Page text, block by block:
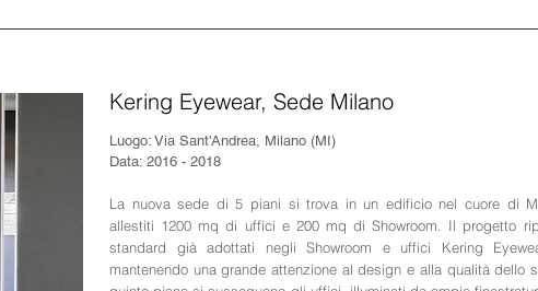
Kering Eyewear, Sede Milano
Luogo: Via Sant'Andrea, Milano (MI)
Data: 2016 - 2018
La nuova sede di 5 piani si trova in un edificio nel cuore di
allestiti 1200 mq di uffici e 200 mq di Showroom. Il progetto
standard già adottati negli Showroom e uffici Kering
mantenendo una grande attenzione al design e alla qualità dello